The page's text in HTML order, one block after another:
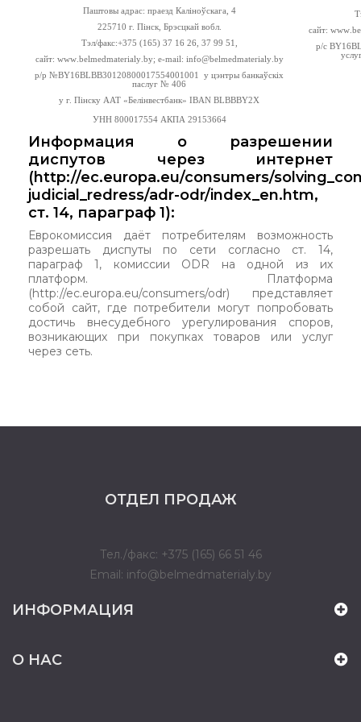
Паштовы адрас: праезд Калiноўскага, 4
225710 г. Пінск, Брэсцкай вобл.
Тэл/факс:+375 (165) 37 16 26, 37 99 51,
сайт: www. belmedmaterialy. by; e-mail : info@belmedmaterialy. by
р/р №BY16BLBB30120800017554001001
у цэнтры банкаўскіх
паслуг № 406
у г. Пінску ААТ «Белінвестбанк»IBAN BLBBBY2X
УНН 800017554АКПА 29153664
сайт: www.
р/с BY16
Информация о разрешении
диспутов через интернет
(http://ec.europa.eu/consumers/
judicial_redress/adr-odr/index_en.htm,
ст. 14, параграф 1):
Еврокомиссия даёт потребителям возможность
разрешать диспуты по сети согласно ст. 14,
параграф 1, комиссии ODR на одной из их
платформ. Платформа
(http://ec.europa.eu/consumers/odr) представляет
собой сайт, где потребители могут попробовать
достичь внесудебного урегулирования споров,
возникающих при покупках товаров или услуг
через сеть.
ОТДЕЛ ПРОДАЖ
Тел./факс: +375 (165) 66 51 46
Email: info@belmedmaterialy.by
ИНФОРМАЦИЯ
О НАС